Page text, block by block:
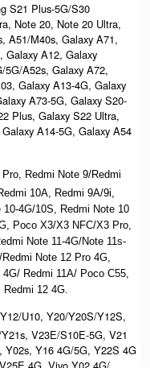
S21 Plus-5G/S30
Note 20, Note 20 Ultra,
A51/M40s, Galaxy A71,
Galaxy A12, Galaxy
5G/A52s, Galaxy A72,
Galaxy A13-4G, Galaxy
A73-5G, Galaxy S20-
Plus, Galaxy S22 Ultra,
A14-5G, Galaxy A54
Redmi Note 9/Redmi
10A, Redmi 9A/9i,
4G/10S, Redmi Note 10
Poco X3/X3 NFC/X3 Pro,
Note 11-4G/Note 11s-
Note 12 Pro 4G,
Redmi 11A/ Poco C55,
12 4G.
U10, Y20/Y20S/Y12S,
V23E/S10E-5G, V21
Y02s, Y16 4G/5G, Y22S 4G